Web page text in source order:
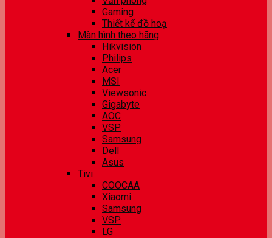
Gaming
Thiết kế đồ hoạ
Màn hình theo hãng
Hikvision
Philips
Acer
MSI
Viewsonic
Gigabyte
AOC
VSP
Samsung
Dell
Asus
Tivi
COOCAA
Xiaomi
Samsung
VSP
LG